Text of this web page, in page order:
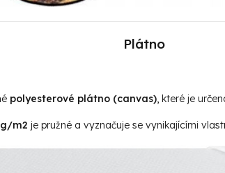
Plátno
polyesterové plátno (canvas), které je
m2 je pružné a vyznačuje se vynikajícími